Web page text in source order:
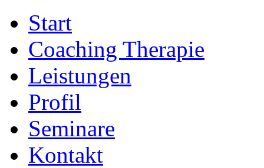
Start
Coaching Therapie
Leistungen
Profil
Seminare
Kontakt